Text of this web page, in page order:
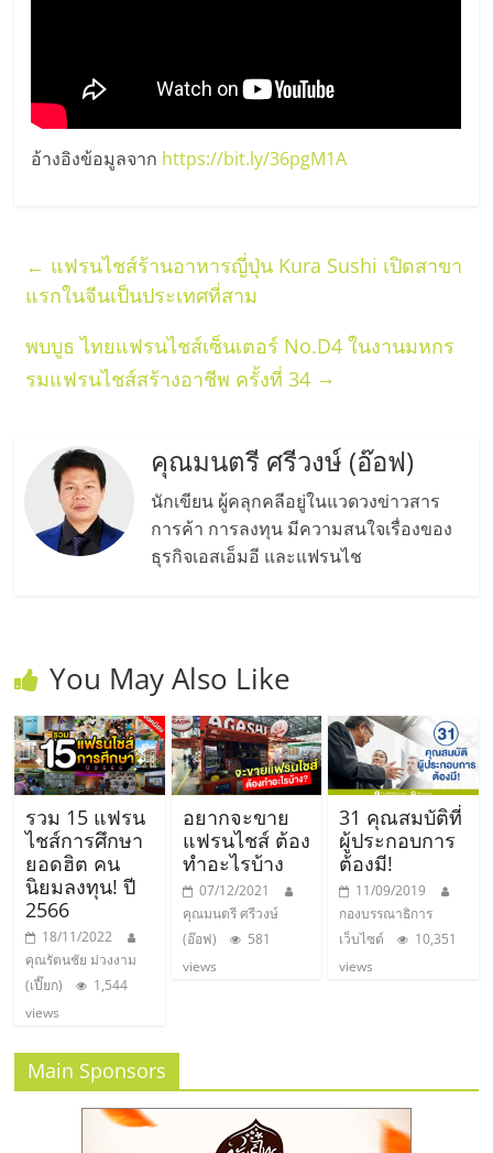
อ้างอิงข้อมูลจาก https://bit.ly/36pgM1A
← แฟรนไชส์ร้านอาหารญี่ปุ่น Kura Sushi เปิดสาขา
แรกในจีนเป็นประเทศที่สาม
พบบูธ ไทยแฟรนไชส์เซ็นเตอร์ No.D4 ในงานมหกร
รมแฟรนไชส์สร้างอาชีพ ครั้งที่ 34 →
คุณมนตรี ศรีวงษ์ (อ๊อฟ)
นักเขียน ผู้คลุกคลีอยู่ในแวดวงข่าวสาร
การค้า การลงทุน มีความสนใจเรื่องของ
ธุรกิจเอสเอ็มอี และแฟรนไช
You May Also Like
รวม 15 แฟรน
ไชส์การศึกษา
ยอดฮิต คน
นิยมลงทุน! ปี
2566
18/11/2022
คุณรัตนชัย ม่วงงาม
(เปี๊ยก)
1,544
views
อยากจะขาย
แฟรนไชส์ ต้อง
ทำอะไรบ้าง
07/12/2021
คุณมนตรี ศรีวงษ์
(อ๊อฟ)
581
views
31 คุณสมบัติที่
ผู้ประกอบการ
ต้องมี!
11/09/2019
กองบรรณาธิการ
เว็บไซต์
10,351
views
Main Sponsors